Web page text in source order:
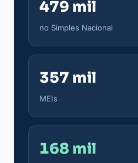
479 mil
no Simples Nacional
357 mil
MEIs
168 mil